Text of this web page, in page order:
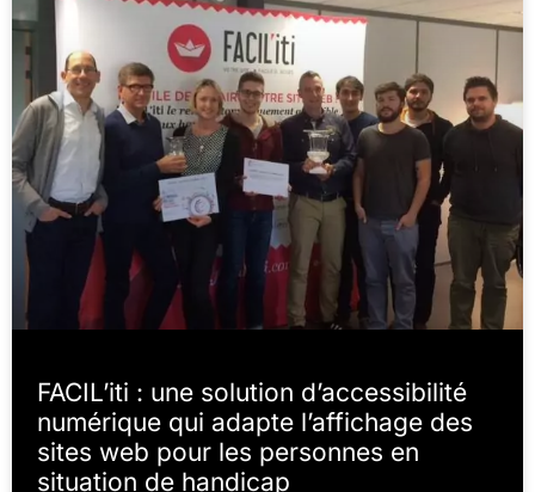
FACIL’iti : une solution d’accessibilité
numérique qui adapte l’affichage des
sites web pour les personnes en
situation de handicap